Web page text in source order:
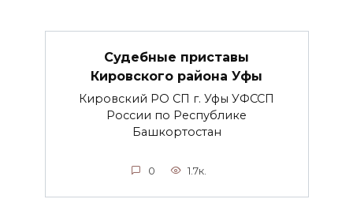
Судебные приставы
Кировского района Уфы
Кировский РО СП г. Уфы УФССП
России по Республике
Башкортостан
0 1.7к.